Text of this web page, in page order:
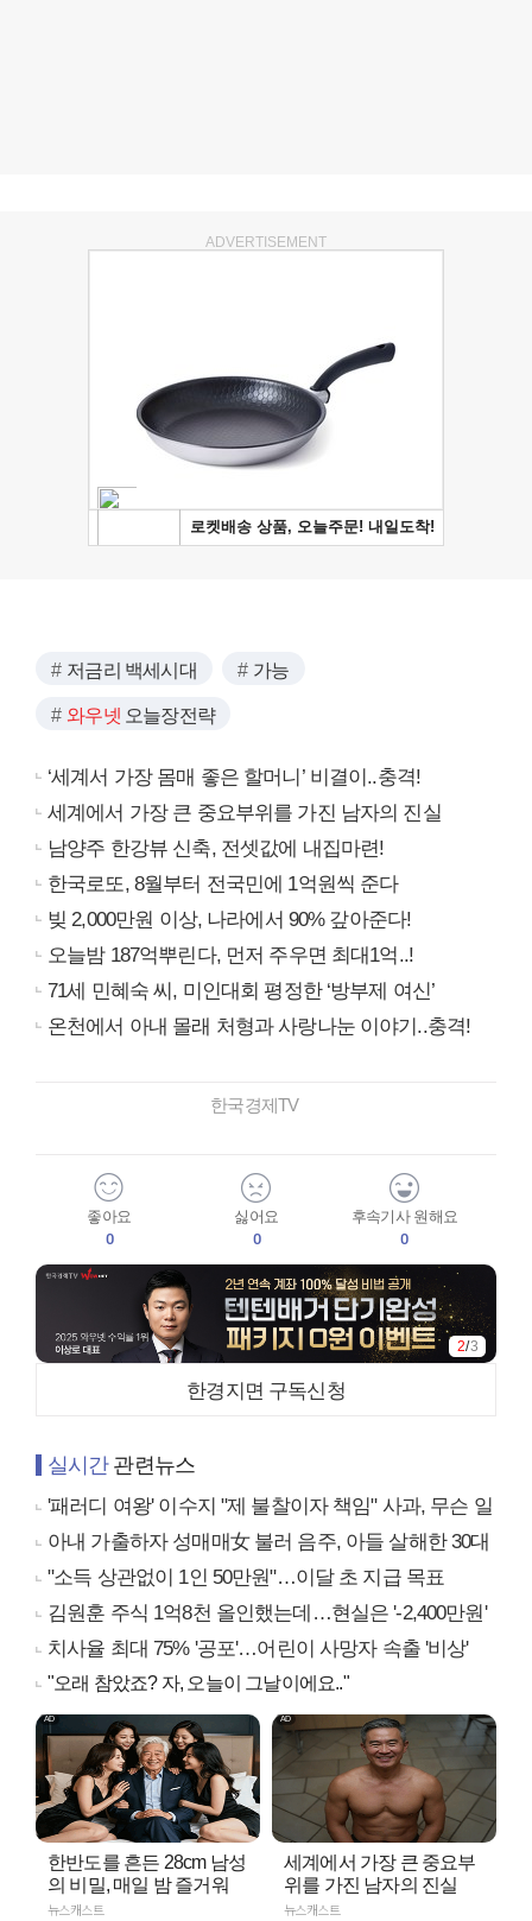
ADVERTISEMENT
저금리 백세시대 가능
와우넷 오늘장전략
‘세계서 가장 몸매 좋은 할머니’ 비결이..충격!
세계에서 가장 큰 중요부위를 가진 남자의 진실
남양주 한강뷰 신축, 전셋값에 내집마련!
한국로또, 8월부터 전국민에 1억원씩 준다
빚 2,000만원 이상, 나라에서 90% 갚아준다!
오늘밤 187억뿌린다, 먼저 주우면 최대1억..!
71세 민혜숙 씨, 미인대회 평정한 ‘방부제 여신’
온천에서 아내 몰래 처형과 사랑나눈 이야기..충격!
한국경제TV
좋아요
0
싫어요
0
후속기사 원해요
0
2/3
한경지면 구독신청
실시간관련뉴스
'패러디 여왕' 이수지 "제 불찰이자 책임" 사과, 무슨 일
아내 가출하자 성매매女 불러 음주, 아들 살해한 30대
"소득 상관없이 1인 50만원"…이달 초 지급 목표
김원훈 주식 1억8천 올인했는데…현실은 '-2,400만원'
치사율 최대 75% '공포'…어린이 사망자 속출 '비상'
"오래 참았죠? 자, 오늘이 그날이에요.."
한반도를 흔든 28cm 남성
의 비밀, 매일 밤 즐거워
뉴스캐스트
세계에서 가장 큰 중요부
위를 가진 남자의 진실
뉴스캐스트